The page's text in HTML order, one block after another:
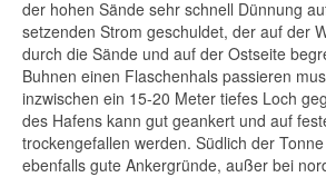
der hohen Sände sehr schnell Dünnung
setzenden Strom geschuldet, der auf der
durch die Sände und auf der Ostseite
Buhnen einen Flaschenhals passieren
inzwischen ein 15-20 Meter tiefes Loch
des Hafens kann gut geankert und auf
trockengefallen werden. Südlich der
ebenfalls gute Ankergründe, außer bei